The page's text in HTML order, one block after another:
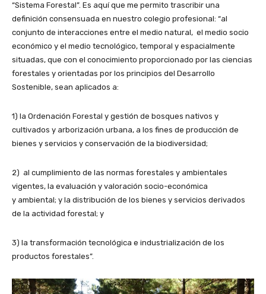
“Sistema Forestal”. Es aquí que me permito trascribir una
definición consensuada en nuestro colegio profesional: “al
conjunto de interacciones entre el medio natural, el medio socio
económico y el medio tecnológico, temporal y espacialmente
situadas, que con el conocimiento proporcionado por las ciencias
forestales y orientadas por los principios del Desarrollo
Sostenible, sean aplicados a:
1) la Ordenación Forestal y gestión de bosques nativos y
cultivados y arborización urbana, a los fines de producción de
bienes y servicios y conservación de la biodiversidad;
2) al cumplimiento de las normas forestales y ambientales
vigentes, la evaluación y valoración socio-económica
y ambiental; y la distribución de los bienes y servicios derivados
de la actividad forestal; y
3) la transformación tecnológica e industrialización de los
productos forestales”.